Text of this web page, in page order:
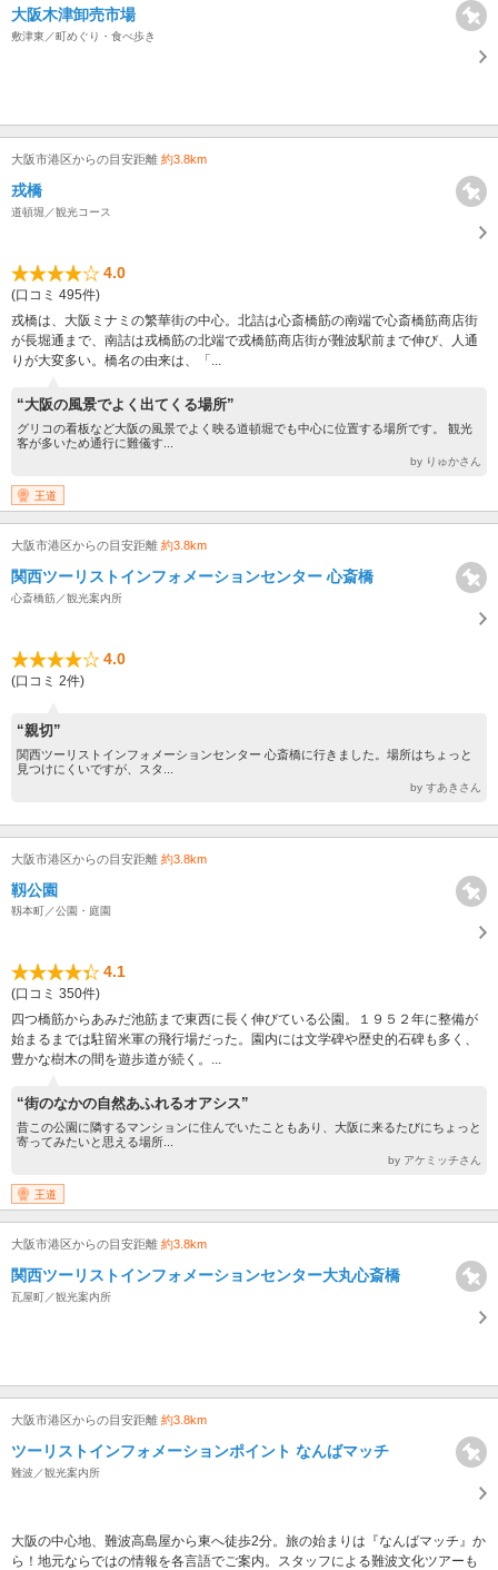
大阪木津卸売市場
敷津東／町めぐり・食べ歩き
大阪市港区からの目安距離 約3.8km
戎橋
道頓堀／観光コース
4.0
(口コミ 495件)
戎橋は、大阪ミナミの繁華街の中心。北詰は心斎橋筋の南端で心斎橋筋商店街
が長堀通まで、南詰は戎橋筋の北端で戎橋筋商店街が難波駅前まで伸び、人通
りが大変多い。橋名の由来は、「...
“大阪の風景でよく出てくる場所”
グリコの看板など大阪の風景でよく映る道頓堀でも中心に位置する場所です。 観光
客が多いため通行に難儀す...
by りゅかさん
王道
大阪市港区からの目安距離 約3.8km
関西ツーリストインフォメーションセンター 心斎橋
心斎橋筋／観光案内所
4.0
(口コミ 2件)
“親切”
関西ツーリストインフォメーションセンター 心斎橋に行きました。場所はちょっと
見つけにくいですが、スタ...
by すあきさん
大阪市港区からの目安距離 約3.8km
靱公園
靱本町／公園・庭園
4.1
(口コミ 350件)
四つ橋筋からあみだ池筋まで東西に長く伸びている公園。１９５２年に整備が
始まるまでは駐留米軍の飛行場だった。園内には文学碑や歴史的石碑も多く、
豊かな樹木の間を遊歩道が続く。...
“街のなかの自然あふれるオアシス”
昔この公園に隣するマンションに住んでいたこともあり、大阪に来るたびにちょっと
寄ってみたいと思える場所...
by アケミッチさん
王道
大阪市港区からの目安距離 約3.8km
関西ツーリストインフォメーションセンター大丸心斎橋
瓦屋町／観光案内所
大阪市港区からの目安距離 約3.8km
ツーリストインフォメーションポイント なんばマッチ
難波／観光案内所
大阪の中心地、難波高島屋から東へ徒歩2分。旅の始まりは『なんばマッチ』か
ら！地元ならではの情報を各言語でご案内。スタッフによる難波文化ツアーも